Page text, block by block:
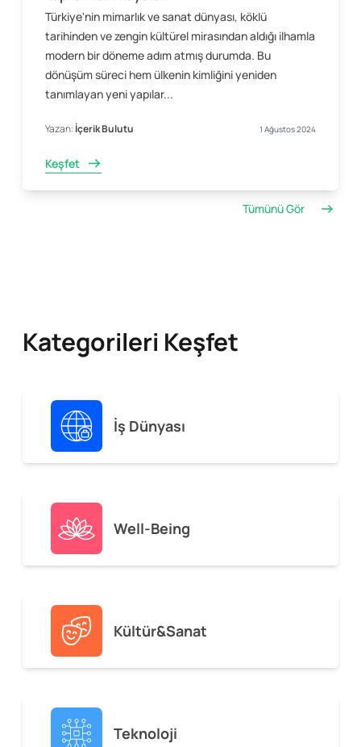
Türkiye'nin mimarlık ve sanat dünyası, köklü
tarihinden ve zengin kültürel mirasından aldığı ilhamla
modern bir döneme adım atmış durumda. Bu
dönüşüm süreci hem ülkenin kimliğini yeniden
tanımlayan yeni yapılar...
Yazan:İçerik Bulutu 1 Ağustos 2024
Keşfet
Tümünü Gör
Kategorileri Keşfet
İş Dünyası
Well-Being
Kültür&Sanat
Teknoloji